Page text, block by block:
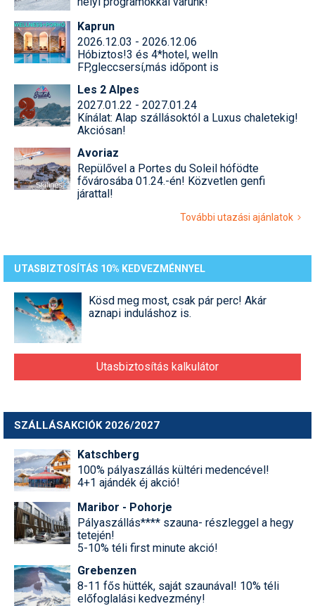
Kaprun
2026.12.03 - 2026.12.06
Hóbiztos!3 és 4*hotel, welln
FP,gleccsersí,más időpont is
Les 2 Alpes
2027.01.22 - 2027.01.24
Kínálat: Alap szállásoktól a Luxus chaletekig!
Akciósan!
Avoriaz
Repülővel a Portes du Soleil hófödte
fővárosába 01.24.-én! Közvetlen genfi
járattal!
További utazási ajánlatok
UTASBIZTOSÍTÁS 10% KEDVEZMÉNNYEL
Kösd meg most, csak pár perc! Akár
aznapi induláshoz is.
Utasbiztosítás kalkulátor
SZÁLLÁSAKCIÓK 2026/2027
Katschberg
100% pályaszállás kültéri medencével!
4+1 ajándék éj akció!
Maribor - Pohorje
Pályaszállás**** szauna- részleggel a hegy
tetején!
5-10% téli first minute akció!
Grebenzen
8-11 fős hütték, saját szaunával! 10% téli
előfoglalási kedvezmény!